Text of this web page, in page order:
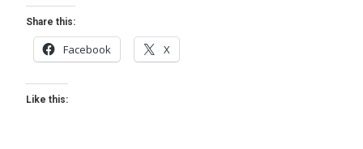
Share this:
Facebook X
Like this: